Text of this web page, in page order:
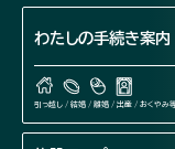
わたしの手続き案内
引っ越し / 結婚 / 離婚 / 出産 / おくやみ等